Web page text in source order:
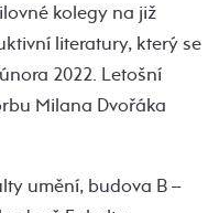
kolegy na již
literatury, který se
2022. Letošní
Milana Dvořáka
umění, budova B –